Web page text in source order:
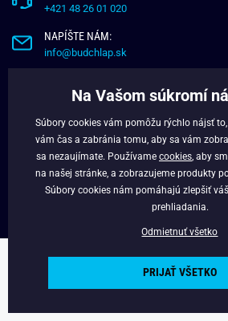
+421 48 26 01 020
NAPÍŠTE NÁM:
info@budchlap.sk
VERNOSTNÝ PROGRAM
FACEBOOK
Copyright © 2025 - Budchlap.sk Všetky práva
litvanyi.sk
Na Vašom súkromí
Súbory cookies vám pomôžu rýchlo nájsť
vám čas a zabránia tomu, aby sa vám
sa nezaujímate. Používame cookies , aby
na našej stránke, a zobrazujeme produkty
Súbory cookies nám pomáhajú zlepšiť
prehliadania.
Odmietnuť všetko
PRIJAŤ VŠETKO